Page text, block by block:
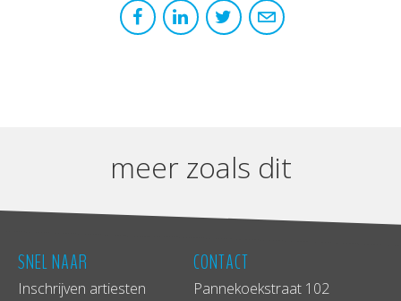
meer zoals dit
SNEL NAAR
Inschrijven artiesten
CONTACT
Pannekoekstraat 102